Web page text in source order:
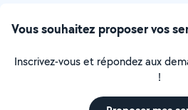
Vous souhaitez proposer vos
Inscrivez-vous et répondez aux
!